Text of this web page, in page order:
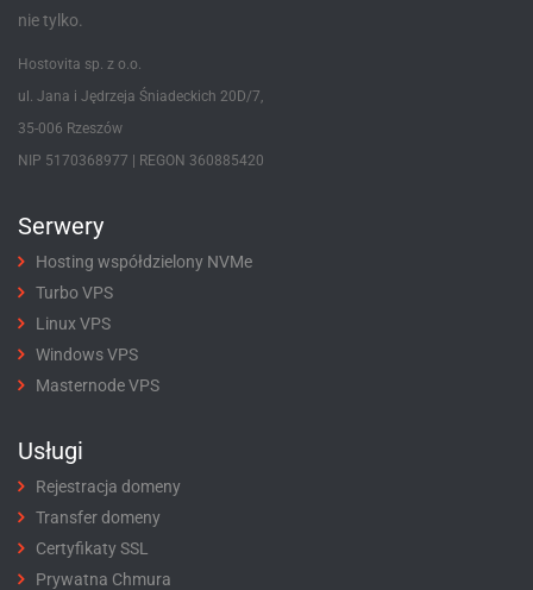
nie tylko.
Hostovita sp. z o.o.
ul. Jana i Jędrzeja Śniadeckich 20D/7,
35-006 Rzeszów
NIP 5170368977 | REGON 360885420
Serwery
Hosting współdzielony NVMe
Turbo VPS
Linux VPS
Windows VPS
Masternode VPS
Usługi
Rejestracja domeny
Transfer domeny
Certyfikaty SSL
Prywatna Chmura